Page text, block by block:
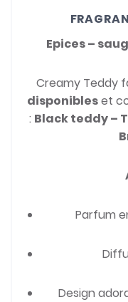
Epices –
Creamy Teddy
disponibleset
: Black teddy –
Parfum
Design